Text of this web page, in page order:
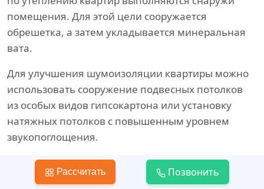
помещения. Для этой цели сооружается
обрешетка, а затем укладывается минеральная
вата.
Для улучшения шумоизоляции квартиры можно
использовать сооружение подвесных потолков
из особых видов гипсокартона или установку
натяжных потолков с повышенным уровнем
звукопоглощения.
Для звукоизоляции пола хорошо подходит
пробковое напольное покрытие.
Рассчитать Позвонить